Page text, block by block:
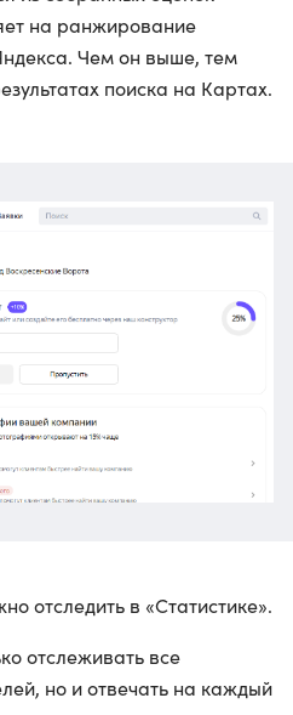
на ранжирование
Чем он выше, тем
поиска на Картах.
отследить в «Статистике».
отслеживать все
но и отвечать на каждый